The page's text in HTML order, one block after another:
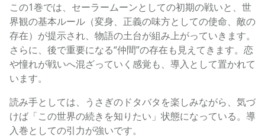
この1巻では、セーラームーンとしての初期の戦いと、世
界観の基本ルール（変身、正義の味方としての使命、敵の
存在）が提示され、物語の土台が組み上がっていきます。
さらに、後で重要になる“仲間”の存在も見えてきます。恋
や憧れが戦いへ混ざっていく感覚も、導入として置かれて
います。
読み手としては、うさぎのドタバタを楽しみながら、気づ
けば「この世界の続きを知りたい」状態になっている。導
入巻としての引力が強いです。